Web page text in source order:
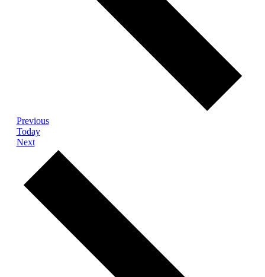
PreviousEvents
Today
NextEvents